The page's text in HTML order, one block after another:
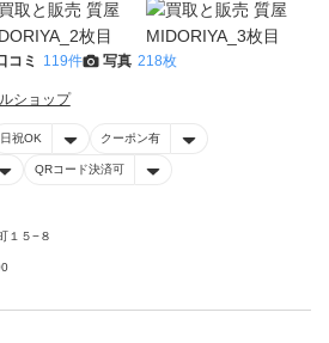
コミ 119件 写真 218枚
ショップ
日祝OK クーポン有
QRコード決済可
１５−８